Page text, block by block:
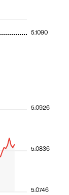
5.0746
5.0836
5.0926
5.1090